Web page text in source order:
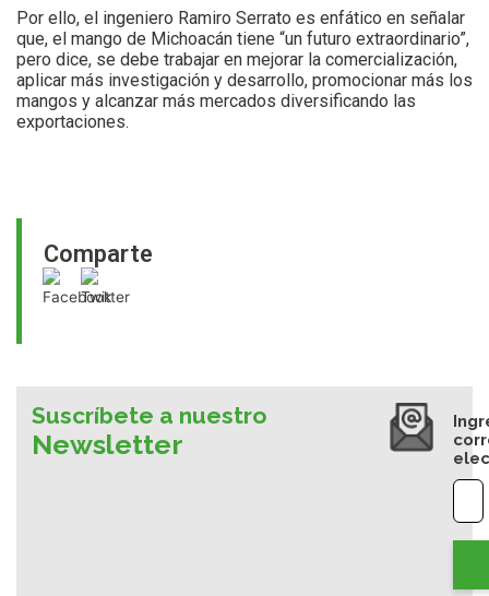
Comparte
Por ello, el ingeniero Ramiro Serrato es enfático en señalar
que, el mango de Michoacán tiene “un futuro extraordinario”,
pero dice, se debe trabajar en mejorar la comercialización,
aplicar más investigación y desarrollo, promocionar más los
mangos y alcanzar más mercados diversificando las
exportaciones.
Suscríbete a nuestro
Newsletter